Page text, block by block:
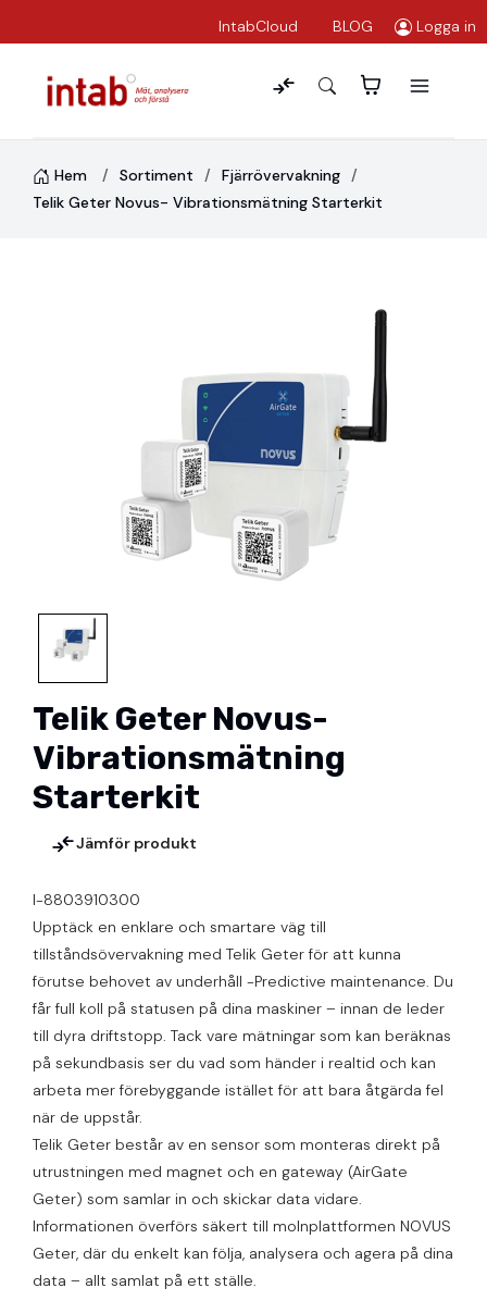
IntabCloud BLOG Logga in
Hem Sortiment
Fjärrövervakning
Telik Geter Novus- Vibrationsmätning Starterkit
Telik Geter Novus-
Vibrationsmätning
Starterkit
Jämför produkt
I-8803910300
Upptäck en enklare och smartare väg till
tillståndsövervakning med Telik Geter för att kunna
förutse behovet av underhåll -Predictive maintenance. Du
får full koll på statusen på dina maskiner – innan de leder
till dyra driftstopp. Tack vare mätningar som kan beräknas
på sekundbasis ser du vad som händer i realtid och kan
arbeta mer förebyggande istället för att bara åtgärda fel
när de uppstår.
Telik Geter består av en sensor som monteras direkt på
utrustningen med magnet och en gateway (AirGate
Geter) som samlar in och skickar data vidare.
Informationen överförs säkert till molnplattformen NOVUS
Geter, där du enkelt kan följa, analysera och agera på dina
data – allt samlat på ett ställe.